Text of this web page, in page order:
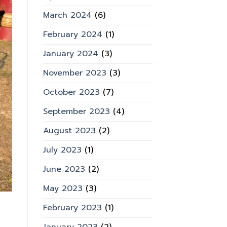
March 2024 (6)
February 2024 (1)
January 2024 (3)
November 2023 (3)
October 2023 (7)
September 2023 (4)
August 2023 (2)
July 2023 (1)
June 2023 (2)
May 2023 (3)
February 2023 (1)